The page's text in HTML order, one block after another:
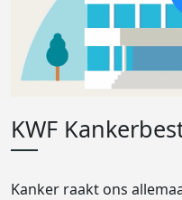
KWF
Kanker raakt ons